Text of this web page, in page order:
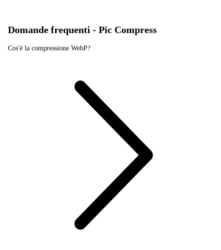
Domande frequenti - Pic Compress
Cos'è la compressione WebP?